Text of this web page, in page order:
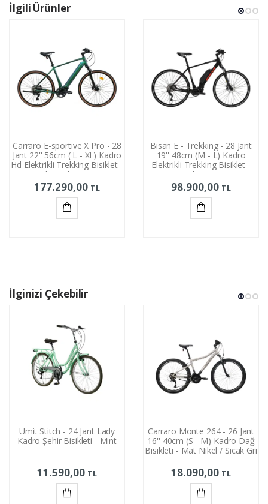
İlgili Ürünler
Carraro E-sportive X Pro - 28
Jant 22'' 56cm ( L - Xl ) Kadro
Hd Elektrikli Trekking Bisiklet -
Yeşil / Turkuaz Mor
177.290,00 TL
Bisan E - Trekking - 28 Jant
19'' 48cm (M - L) Kadro
Elektrikli Trekking Bisiklet -
Siyah Kırmızı
98.900,00 TL
İlginizi Çekebilir
Ümit Stitch - 24 Jant Lady
Kadro Şehir Bisikleti - Mint
11.590,00 TL
Carraro Monte 264 - 26 Jant
16'' 40cm (S - M) Kadro Dağ
Bisikleti - Mat Nikel / Sıcak Gri
18.090,00 TL